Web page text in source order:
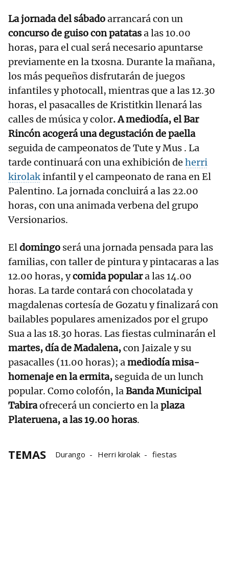
La jornada del sábadoarrancará con un
concurso de guiso con patatasa las 10.00
horas, para el cual será necesario apuntarse
previamente en la txosna. Durante la mañana,
los más pequeños disfrutarán de juegos
infantiles y photocall, mientras que a las 12.30
horas, el pasacalles de Kristitkin llenará las
calles de música y color. A mediodía, el Bar
Rincón acogerá una degustación de paella
seguida de campeonatos de Tute y Mus . La
tarde continuará con una exhibición de herri
kirolakinfantil y el campeonato de rana en El
Palentino. La jornada concluirá a las 22.00
horas, con una animada verbena del grupo
Versionarios.
Eldomingo será una jornada pensada para las
familias, con taller de pintura y pintacaras a las
12.00 horas, ycomida populara las 14.00
horas. La tarde contará con chocolatada y
magdalenas cortesía de Gozatu y finalizará con
bailables populares amenizados por el grupo
Sua a las 18.30 horas. Las fiestas culminarán el
martes, día de Madalena,con Jaizale y su
pasacalles (11.00 horas); amediodía misa-
homenaje en la ermita, seguida de un lunch
popular. Como colofón, laBanda Municipal
Tabiraofrecerá un concierto en laplaza
Plateruena, a las 19.00 horas.
TEMAS Durango Herri kirolak fiestas